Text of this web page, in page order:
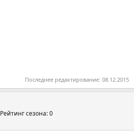
Последнее редактирование: 08.12.2015
Рейтинг сезона: 0